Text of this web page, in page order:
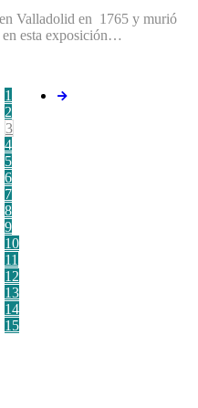
Valladolid en 1765 y murió
en esta exposición…
1
2
3
4
5
6
7
8
9
10
11
12
13
14
15